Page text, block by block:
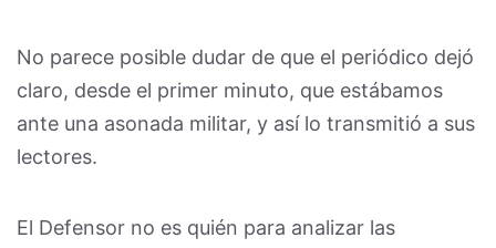
No parece posible dudar de que el periódico dejó
claro, desde el primer minuto, que estábamos
ante una asonada militar, y así lo transmitió a sus
lectores.
El Defensor no es quién para analizar las